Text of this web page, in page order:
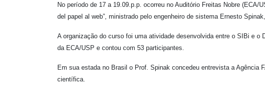
No período de 17 a 19.09.p.p. ocorreu no Auditório Freitas Nobre (ECA/
del papel al web”, ministrado pelo engenheiro de sistema Ernesto
A organização do curso foi uma atividade desenvolvida entre o SIBi e o
da ECA/USP e contou com 53 participantes.
Em sua estada no Brasil o Prof. Spinak concedeu entrevista a Agência
científica.